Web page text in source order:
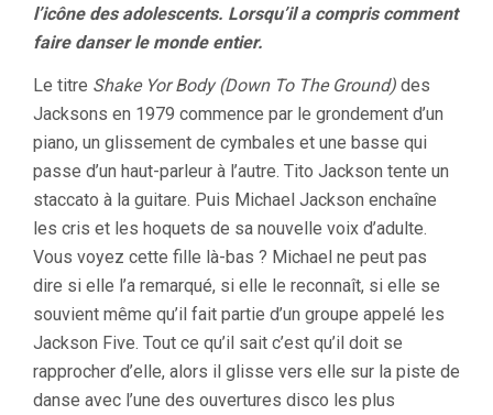
l’icône des adolescents. Lorsqu’il a compris comment
faire danser le monde entier.
Le titre Shake Yor Body (Down To The Ground) des
Jacksons en 1979 commence par le grondement d’un
piano, un glissement de cymbales et une basse qui
passe d’un haut-parleur à l’autre. Tito Jackson tente un
staccato à la guitare. Puis Michael Jackson enchaîne
les cris et les hoquets de sa nouvelle voix d’adulte.
Vous voyez cette fille là-bas ? Michael ne peut pas
dire si elle l’a remarqué, si elle le reconnaît, si elle se
souvient même qu’il fait partie d’un groupe appelé les
Jackson Five. Tout ce qu’il sait c’est qu’il doit se
rapprocher d’elle, alors il glisse vers elle sur la piste de
danse avec l’une des ouvertures disco les plus